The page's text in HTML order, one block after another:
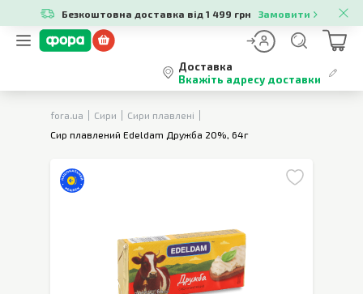
Безкоштовна доставка від 1 499 грн Замовити
Доставка
Вкажіть адресу доставки
fora.ua Сири
Сири плавлені
Сир плавлений Edeldam Дружба 20%, 64г